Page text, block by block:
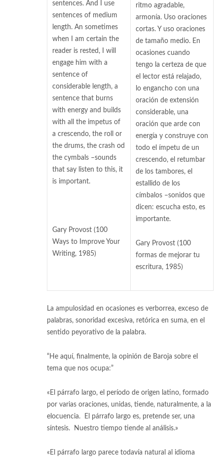
sentences. And I use
sentences of medium
length. An sometimes
when I am certain the
reader is rested, I will
engage him with a
sentence of
considerable length, a
sentence that burns
with energy and builds
with all the impetus of
a crescendo, the roll or
the drums, the crash od
the cymbals –sounds
that say listen to this, it
is important.
Gary Provost (100
Ways to Improve Your
Writing, 1985)
ritmo agradable,
armonía. Uso oraciones
cortas. Y uso oraciones
de tamaño medio. En
ocasiones cuando
tengo la certeza de que
el lector está relajado,
lo engancho con una
oración de extensión
considerable, una
oración que arde con
energía y construye con
todo el ímpetu de un
crescendo, el retumbar
de los tambores, el
estallido de los
címbalos –sonidos que
dicen: escucha esto, es
importante.
Gary Provost (100
formas de mejorar tu
escritura, 1985)
La ampulosidad en ocasiones es verborrea, exceso de
palabras, sonoridad excesiva, retórica en suma, en el
sentido peyorativo de la palabra.
“He aquí, finalmente, la opinión de Baroja sobre el
tema que nos ocupa:”
«El párrafo largo, el período de origen latino, formado
por varias oraciones, unidas, tiende, naturalmente, a la
elocuencia. El párrafo largo es, pretende ser, una
síntesis. Nuestro tiempo tiende al análisis.»
«El párrafo largo parece todavía natural al idioma